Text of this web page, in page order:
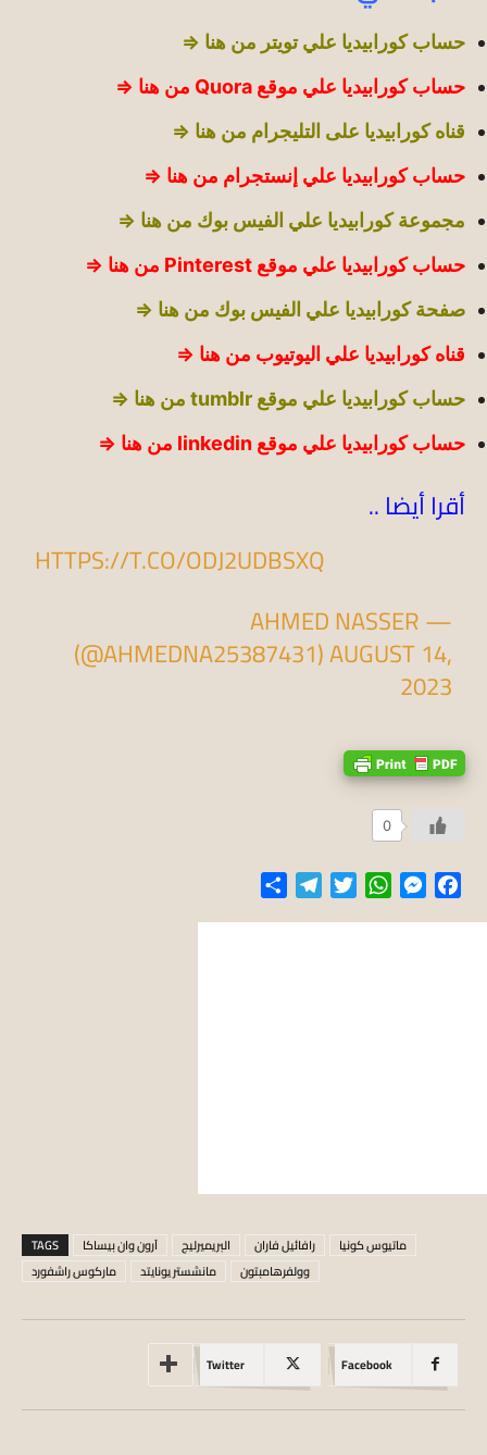
حساب كورابيديا علي تويتر من هنا ⇒
حساب كورابيديا علي موقع Quora من هنا ⇒
قناه كورابيديا على التليجرام من هنا ⇒
حساب كورابيديا علي إنستجرام من هنا ⇒
مجموعة كورابيديا علي الفيس بوك من هنا ⇒
حساب كورابيديا علي موقع Pinterest من هنا ⇒
صفحة كورابيديا علي الفيس بوك من هنا ⇒
قناه كورابيديا علي اليوتيوب من هنا ⇒
حساب كورابيديا علي موقع tumblr من هنا ⇒
حساب كورابيديا علي موقع linkedin من هنا ⇒
أقرا أيضا ..
HTTPS://T.CO/ODJ2UDBSXQ
— AHMED NASSER
(@AHMEDNA25387431)AUGUST 14,
2023
0
Facebook
Messenger
WhatsApp
Twitter
Telegram
TAGS آرون وان بيساكا البريميرليج رافائيل فاران
ماتيوس كونيا
ماركوس راشفورد
مانشستر يونايتد وولفرهامبتون
Facebook
Twitter